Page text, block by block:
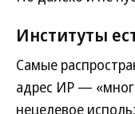
Институты
Самые
адрес ИР —
нецелевое